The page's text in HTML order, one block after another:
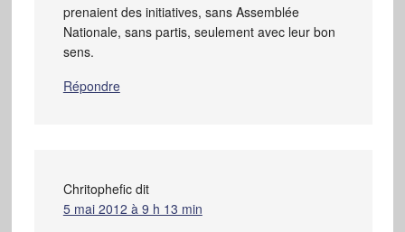
prenaient des initiatives, sans Assemblée
Nationale, sans partis, seulement avec leur bon
sens.
Répondre
Chritophefic dit
5 mai 2012 à 9 h 13 min